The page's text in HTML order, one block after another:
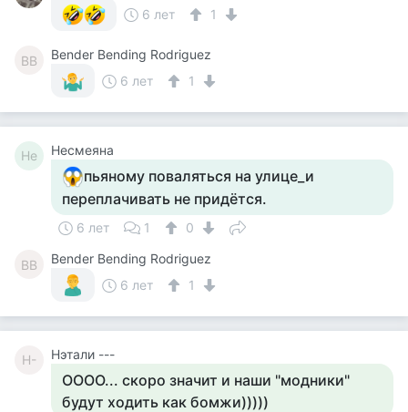
6 лет 1
BB
Bender Bending Rodriguez
6 лет
1
Не Несмеяна
пьяному поваляться на улице_и
переплачивать не придётся.
6 лет 1 0
BB
Bender Bending Rodriguez
6 лет
1
Н- Нэтали ---
ОООО... скоро значит и наши "модники"
будут ходить как бомжи)))))